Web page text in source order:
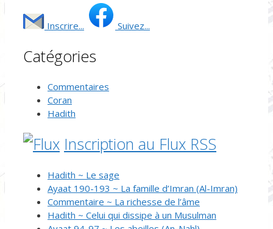
Inscrire... Suivez...
Catégories
Commentaires
Coran
Hadith
Inscription au Flux RSS
Hadith ~ Le sage
Ayaat 190-193 ~ La famille d’Imran (Al-Imran)
Commentaire ~ La richesse de l’âme
Hadith ~ Celui qui dissipe à un Musulman